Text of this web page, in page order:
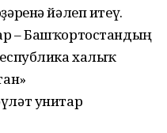
йәлеп итеү.
– Башҡортостандың
халыҡ
унитар